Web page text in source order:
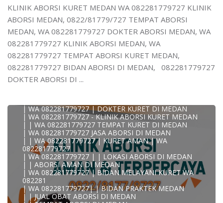
KLINIK ABORSI KURET MEDAN WA 082281779727 KLINIK
ABORSI MEDAN, 0822/81779/727 TEMPAT ABORSI
MEDAN, WA 082281779727 DOKTER ABORSI MEDAN, WA
082281779727 KLINIK ABORSI MEDAN, WA
082281779727 TEMPAT ABORSI KURET MEDAN,
082281779727 BIDAN ABORSI DI MEDAN, 082281779727
DOKTER ABORSI DI ...
0822817797
| WA 082281779727BIDAN PRAKTEK MEDAN
JUAL OBAT ABORSI DI MEDAN
| TEMPAT ABORSI DI MEDAN
| HTTPS://WA.ME/6282281779727 WA 082-281-779-727 K
| WA 082281779727 KLINIK ABORSI KURET DI MEDAN
| WA 082281779727 TEMPAT ABORSI DI MEDAN
| WA 082281779727 BIDAN ABORSI DI MEDAN
| WA 082281779727 TEMPAT ABORSI MEDAN
| 0822-8177-9727 DOKTER ABORSI DI MEDAN
| WA 082281779727 TEMPAT ABORSI KURET DI MEDAN
| WA 082281779727 | DOKTER KURET DI MEDAN
| WA 082281779727 - KLINIK ABORSI KURET MEDAN
| | WA 082281779727 TEMPAT KURET DI MEDAN
| WA 082281779727 JASA ABORSI DI MEDAN
| | WA 082281779727 | KURET AMAN | WA
082281779727
| WA 082281779727 | | LOKASI ABORSI DI MEDAN
| | ABORSI AMAN DI MEDAN
| WA 082281779727 | BIDAN MELAYANI KURET WA
082281
| WA 082281779727| | BIDAN PRAKTEK MEDAN
| | JUAL OBAT ABORSI DI MEDAN
KLINIK ABORSI KURET MEDAN WA 082281779727 KLINIK
A
0822/81779/727 TEMPAT ABORSI MEDAN
WA 082281779727 DOKTER ABORSI MEDAN
WA 082281779727 KLINIK ABORSI MEDAN
WA 082281779727 TEMPAT ABORSI KURET MEDAN
082281779727 BIDAN ABORSI DI MEDAN
082281779727 DOKTER ABORSI DI MEDAN